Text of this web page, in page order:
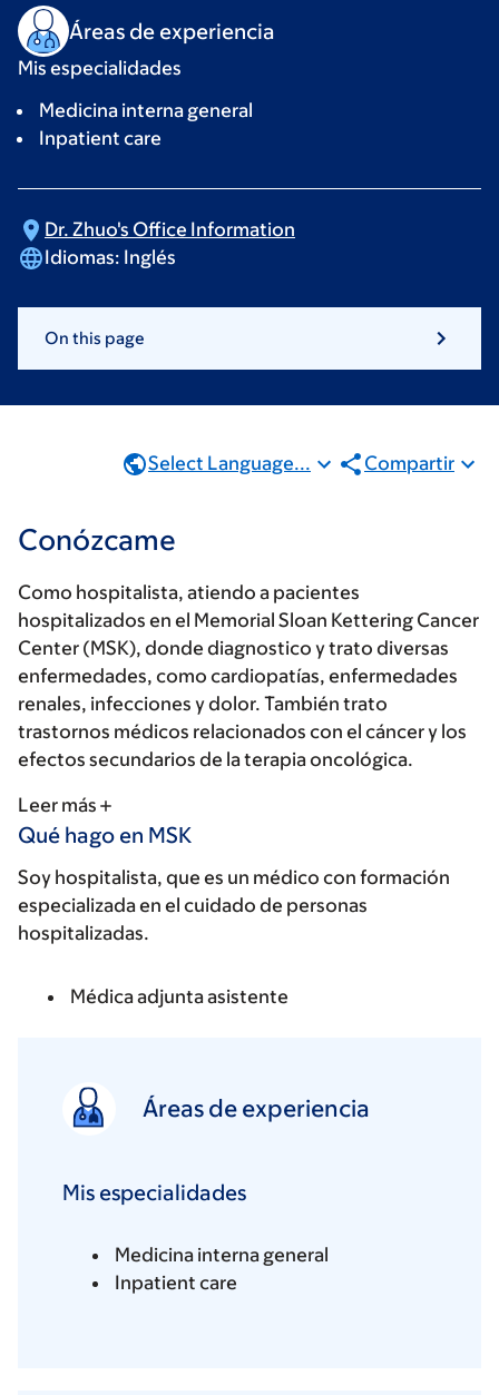
Áreas de experiencia
Mis especialidades
Medicina interna general
Inpatient care
Dr. Zhuo's Office Information
Idiomas: Inglés
On this page
Select Language... Compartir
Conózcame
Como hospitalista, atiendo a pacientes
hospitalizados en el Memorial Sloan Kettering Cancer
Center (MSK), donde diagnostico y trato diversas
enfermedades, como cardiopatías, enfermedades
renales, infecciones y dolor. También trato
trastornos médicos relacionados con el cáncer y los
efectos secundarios de la terapia oncológica.
Leer más
Qué hago en MSK
Soy hospitalista, que es un médico con formación
especializada en el cuidado de personas
hospitalizadas.
Médica adjunta asistente
Áreas de experiencia
Mis especialidades
Medicina interna general
Inpatient care